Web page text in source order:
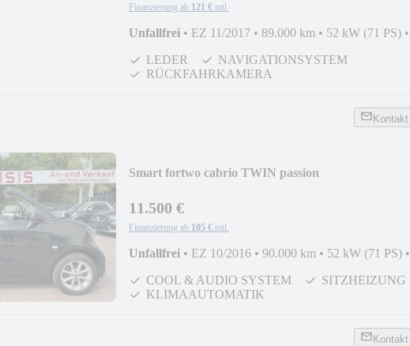
Finanzierung ab 121 € mtl.
Unfallfrei • EZ 11/2017 • 89.000 km • 52 kW (71 PS) •
LEDER
NAVIGATIONSYSTEM
RÜCKFAHRKAMERA
Kontakt
Smart fortwo cabrio TWIN passion
11.500 €
Finanzierung ab 105 € mtl.
Unfallfrei • EZ 10/2016 • 90.000 km • 52 kW (71 PS) •
COOL & AUDIO SYSTEM
SITZHEIZUNG
KLIMAAUTOMATIK
Kontakt